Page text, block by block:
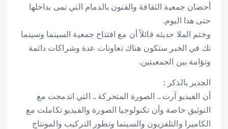
أحضان جمعية الثقافة والفنون بالدمام التي نمى بداخلها
حتى هذا اليوم.
وختم الملا حديثه قائلاً أن مع افتتاح جمعية السينما وسينما
تك في الخبر ستكون هناك تعاونات عدة وشراكات دائمة
وتؤامة بين الجمعيتين.
الجدير بالذكر :
أن الفيديو آرت .. الصورة المتحركة .. التي اندمجت مع
التوثيق خاصة وأن تكنولوجيا الصورة والفيديو تكاملت مع
الكاميرا والتلفزيون والسينما وتطور التركيب والمونتاج